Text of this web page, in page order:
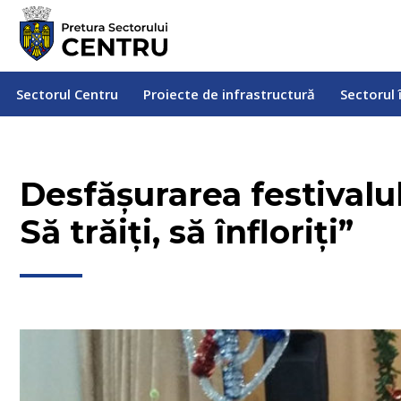
Sectorul Centru Proiecte de infrastructură Sectorul
Desfășurarea
Să trăiți, să înfloriți”
Sectorul Centru Proiecte de infrastructură